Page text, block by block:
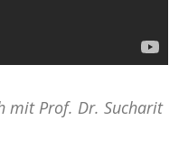
mit Prof. Dr. Sucharit